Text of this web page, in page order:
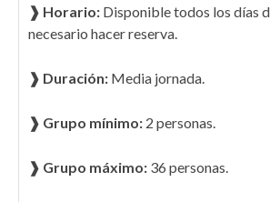
❱ Horario: Disponible todos los días
necesario hacer reserva.
❱ Duración: Media jornada.
❱ Grupo mínimo: 2 personas.
❱ Grupo máximo: 36 personas.